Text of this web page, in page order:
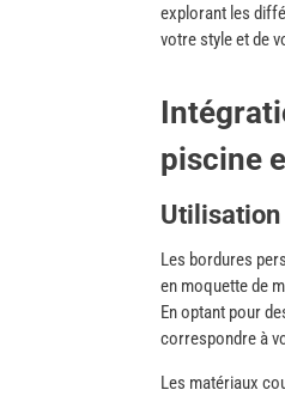
explorant les
votre style et de
piscine
Utilisation
Les bordures
en moquette de
En optant pour
correspondre à
Les matériaux